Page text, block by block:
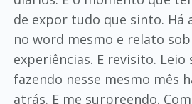
de expor tudo que sinto. Há
no word mesmo e relato
experiências. E revisito. Leio
fazendo nesse mesmo mês
atrás. E me surpreendo.